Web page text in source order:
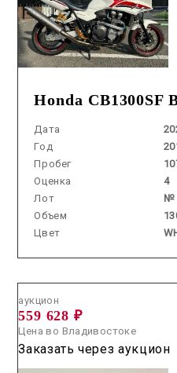
Honda CB1300SF
Дата
Год
Пробег
Оценка
4
Лот
№
Объем
Цвет
аукцион
559 628 ₽
Цена во Владивостоке
Заказать через аукцион